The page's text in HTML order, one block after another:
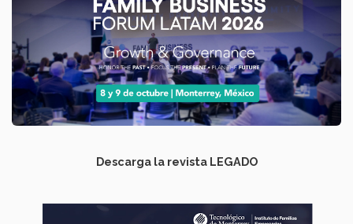
Descarga la revista LEGADO